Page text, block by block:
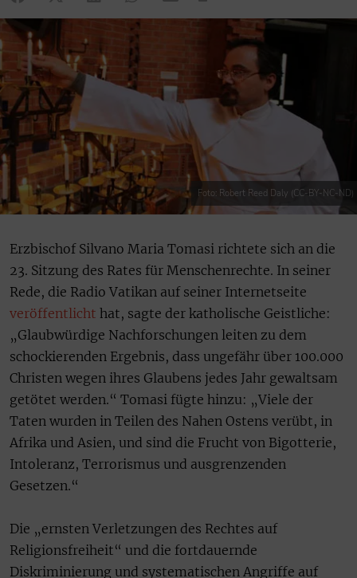
Foto: Robert Reed Daly (CC-BY-NC-ND)
Erzbischof Silvano Maria Tomasi richtete sich an die
23. Sitzung des Rates für Menschenrechte. In seiner
Rede, die Radio Vatikan auf seiner Internetseite
veröffentlicht hat, sagte der katholische Geistliche:
„Glaubwürdige Nachforschungen leiten zu dem
schockierenden Ergebnis, dass ungefähr über 100.000
Christen wegen ihres Glaubens jedes Jahr gewaltsam
getötet werden.“ Tomasi fügte hinzu: „Viele der
Taten wurden in Teilen des Nahen Ostens verübt, in
Afrika und Asien, und sind die Frucht von Bigotterie,
Intoleranz, Terrorismus und ausgrenzenden
Gesetzen.“
Die „ernsten Verletzungen des Rechtes auf
Religionsfreiheit“ und die fortdauernde
Diskriminierung und systematischen Angriffe auf